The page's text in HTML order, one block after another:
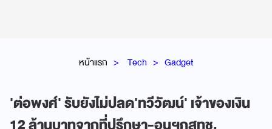
หน้าแรก Tech Gadget
'ต่อพงศ์' รับยังไม่ปลด'ทวีวัฒน์' เจ้าของเงิน